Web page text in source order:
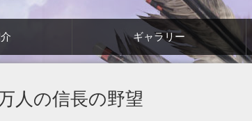
ギャラリー
人の信長の野望